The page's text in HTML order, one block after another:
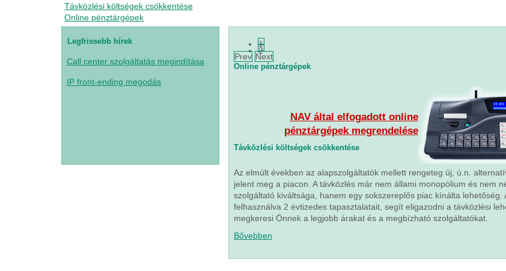
Távközlési költségek csökkentése
Online pénztárgépek
Legfrissebb hírek
Call center szolgáltatás megindítása
IP front-ending megodás
1
2
Prev Next
Online pénztárgépek
NAV által elfogadott online
pénztárgépek megrendelése
Távközlési költségek csökkentése
Az elmúlt években az alapszolgáltatók mellett rengeteg új, ú.n.
jelent meg a piacon. A távközlés már nem állami monopólium és nem
szolgáltató kiváltsága, hanem egy sokszereplős piac kínálta lehetőség.
felhasználva 2 évtizedes tapasztalatait, segít eligazodni a távközlési
megkeresi Önnek a legjobb árakat és a megbízható szolgáltatókat.
Bővebben